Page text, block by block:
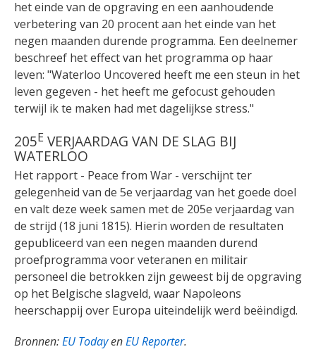
het einde van de opgraving en een aanhoudende
verbetering van 20 procent aan het einde van het
negen maanden durende programma. Een deelnemer
beschreef het effect van het programma op haar
leven: "Waterloo Uncovered heeft me een steun in het
leven gegeven - het heeft me gefocust gehouden
terwijl ik te maken had met dagelijkse stress."
205E VERJAARDAG VAN DE SLAG BIJ
WATERLOO
Het rapport - Peace from War - verschijnt ter
gelegenheid van de 5e verjaardag van het goede doel
en valt deze week samen met de 205e verjaardag van
de strijd (18 juni 1815). Hierin worden de resultaten
gepubliceerd van een negen maanden durend
proefprogramma voor veteranen en militair
personeel die betrokken zijn geweest bij de opgraving
op het Belgische slagveld, waar Napoleons
heerschappij over Europa uiteindelijk werd beëindigd.
Bronnen:EU TodayenEU Reporter.